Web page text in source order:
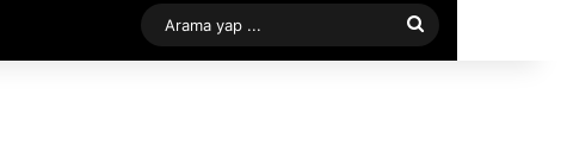
Arama
yap